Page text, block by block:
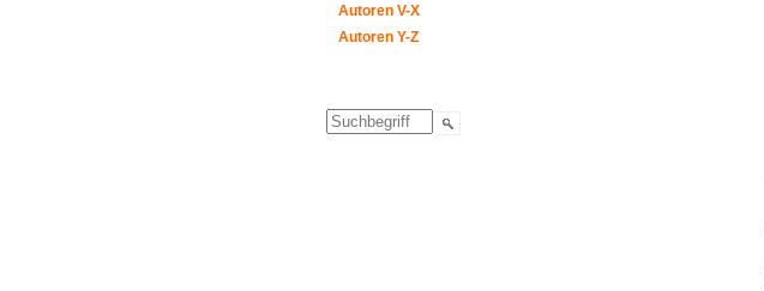
Autoren V-X
Autoren Y-Z